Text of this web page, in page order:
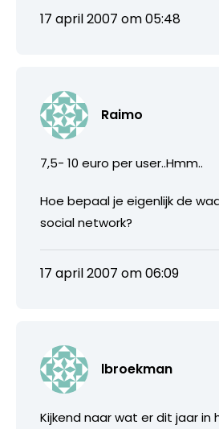
17 april 2007 om 05:48
Raimo
7,5- 10 euro per user..Hmm..
Hoe bepaal je eigenlijk de
social network?
17 april 2007 om 06:09
lbroekman
Kijkend naar wat er dit jaar in